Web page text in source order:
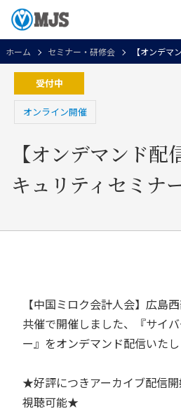
ホーム セミナー・研修会 【オンデマ
受付中
オンライン開催
【オンデマンド配
キュリティセミナ
【中国ミロク会計人会】広島
共催で開催しました、『サイ
ー』をオンデマンド配信いたし
★好評につきアーカイブ配信
視聴可能★